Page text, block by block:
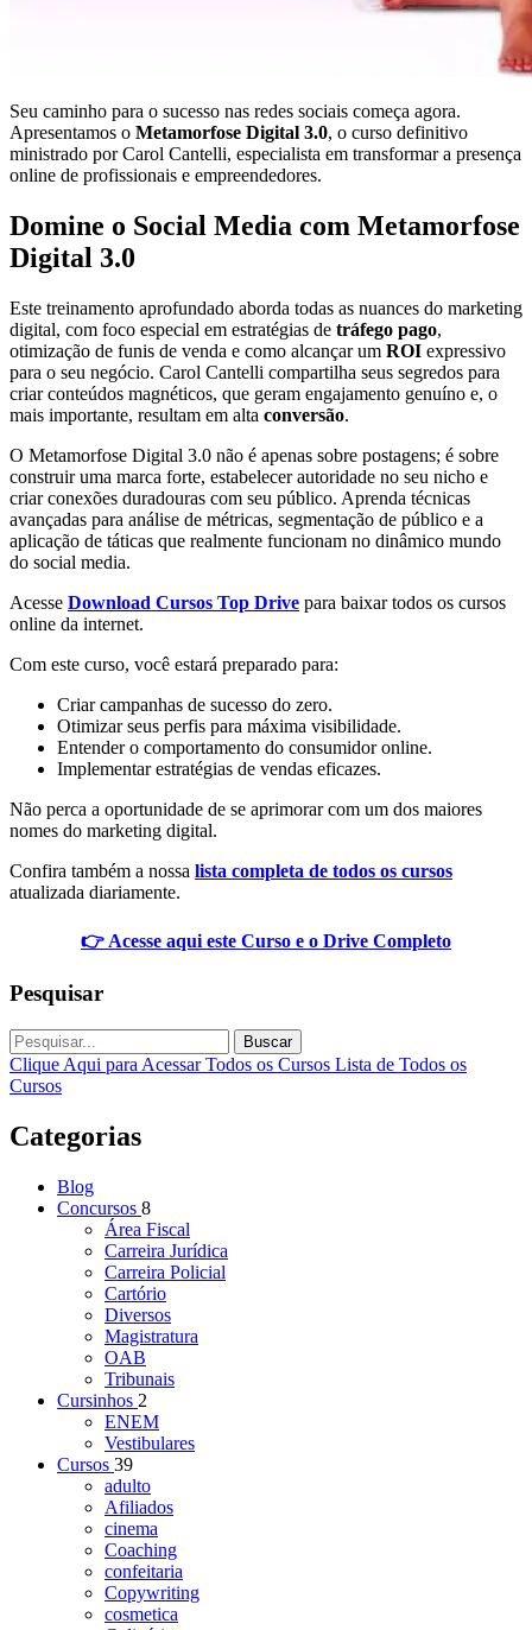
Seu caminho para o sucesso nas redes sociais começa agora.
Apresentamos o Metamorfose Digital 3.0, o curso definitivo
ministrado por Carol Cantelli, especialista em transformar a presença
online de profissionais e empreendedores.
Domine o Social Media com Metamorfose
Digital 3.0
Este treinamento aprofundado aborda todas as nuances do marketing
digital, com foco especial em estratégias de tráfego pago,
otimização de funis de venda e como alcançar um ROI expressivo
para o seu negócio. Carol Cantelli compartilha seus segredos para
criar conteúdos magnéticos, que geram engajamento genuíno e, o
mais importante, resultam em alta conversão.
O Metamorfose Digital 3.0 não é apenas sobre postagens; é sobre
construir uma marca forte, estabelecer autoridade no seu nicho e
criar conexões duradouras com seu público. Aprenda técnicas
avançadas para análise de métricas, segmentação de público e a
aplicação de táticas que realmente funcionam no dinâmico mundo
do social media.
Acesse Download Cursos Top Drive para baixar todos os cursos
online da internet.
Com este curso, você estará preparado para:
Criar campanhas de sucesso do zero.
Otimizar seus perfis para máxima visibilidade.
Entender o comportamento do consumidor online.
Implementar estratégias de vendas eficazes.
Não perca a oportunidade de se aprimorar com um dos maiores
nomes do marketing digital.
Confira também a nossa lista completa de todos os cursos
atualizada diariamente.
👉 Acesse aqui este Curso e o Drive Completo
Pesquisar
Buscar
Clique Aqui para Acessar Todos os Cursos Lista de Todos os
Cursos
Categorias
Blog
Concursos 8
Área Fiscal
Carreira Jurídica
Carreira Policial
Cartório
Diversos
Magistratura
OAB
Tribunais
Cursinhos 2
ENEM
Vestibulares
Cursos 39
adulto
Afiliados
cinema
Coaching
confeitaria
Copywriting
cosmetica